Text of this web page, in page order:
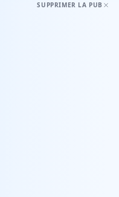
SUPPRIMER LA PUB